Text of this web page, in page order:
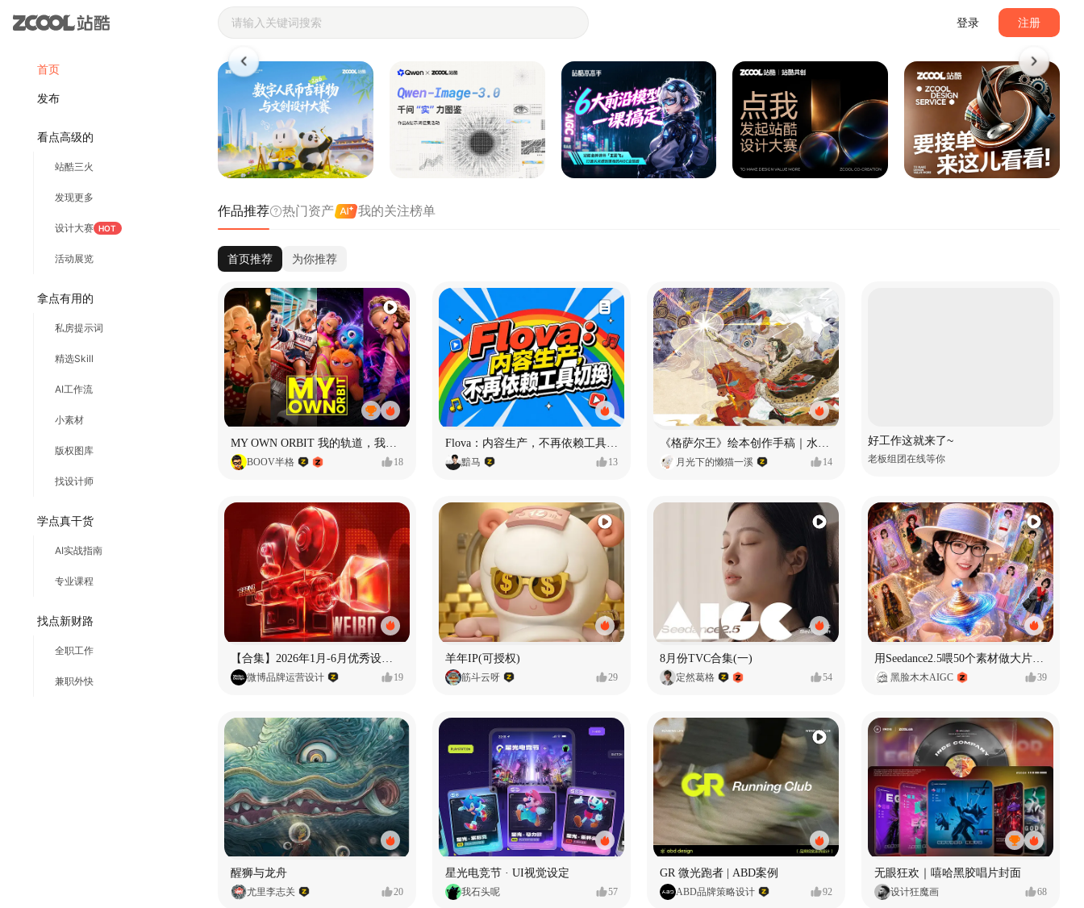
首页
发布
看点高级的
站酷三火
发现更多
设计大赛 HOT
活动展览
拿点有用的
私房提示词
精选Skill
AI工作流
小素材
版权图库
找设计师
学点真干货
AI实战指南
专业课程
找点新财路
全职工作
兼职外快
登录 注册
站酷ZCOOL - 设计师们都在站酷
作品推荐 热门资产 我的关注榜单
首页推荐 为你推荐
MY OWN ORBIT 我的轨道，我的定义#MVLAND嘻哈狂欢派对
BOOV半格 18
Flova：内容生产，不再依赖工具切换
黯马 13
《格萨尔王》绘本创作手稿｜水彩墨韵下的史诗回响
月光下的懒猫一溪 14
好工作这就来了~
老板组团在线等你
微博品牌运营设计 19
羊年IP(可授权)
筋斗云呀 29
8月份TVC合集(一)
定然葛格 54 黑脸木木AIGC 39
醒狮与龙舟
尤里李志关 20
星光电竞节 · UI视觉设定
我石头呢 57
GR 微光跑者 | ABD案例
ABD品牌策略设计 92
无眼狂欢｜嘻哈黑胶唱片封面
设计狂魔画 68